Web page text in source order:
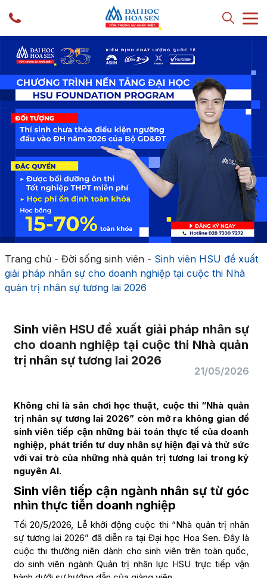
Trang chủ- Đời sống sinh viên- Sinh viên HSU đề xuất
giải pháp nhân sự cho doanh nghiệp tại cuộc thi Nhà
quản trị nhân sự tương lai 2026
Sinh viên HSU đề xuất giải pháp nhân sự
cho doanh nghiệp tại cuộc thi Nhà quản
trị nhân sự tương lai 2026
21/05/2026
Không chỉ là sân chơi học thuật, cuộc thi “Nhà quản
trị nhân sự tương lai 2026” còn mở ra không gian để
sinh viên tiếp cận những bài toán thực tế của doanh
nghiệp, phát triển tư duy nhân sự hiện đại và thử sức
với vai trò của những nhà quản trị tương lai trong kỷ
nguyên AI.
Sinh viên tiếp cận ngành nhân sự từ góc
nhìn thực tiễn doanh nghiệp
Tối 20/5/2026, Lễ khởi động cuộc thi “Nhà quản trị nhân
sự tương lai 2026” đã diễn ra tại Đại học Hoa Sen. Đây là
cuộc thi thường niên dành cho sinh viên trên toàn quốc,
do sinh viên ngành Quản trị nhân lực HSU trực tiếp vận